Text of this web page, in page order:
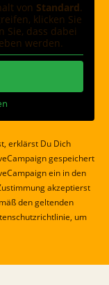
von Standard.
klicken Sie
Sie, dass dabei
werden.
erklärst Du Dich
gespeichert
ein in den
akzeptierst
den geltenden
um